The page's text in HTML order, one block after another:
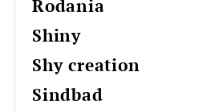
rodania
shiny
shy creation
sindbad